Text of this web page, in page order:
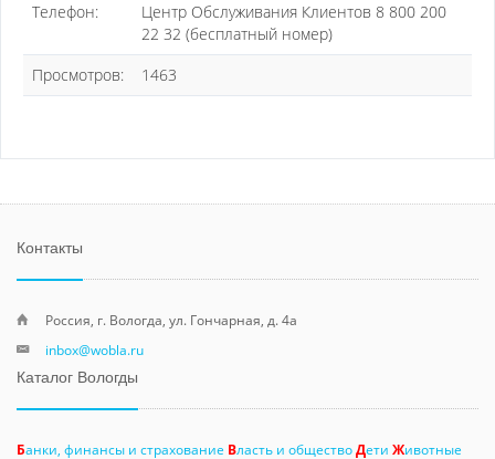
Телефон:
Центр Обслуживания Клиентов 8 800 200
22 32 (бесплатный номер)
Просмотров:
1463
Контакты
Россия, г. Вологда, ул. Гончарная, д. 4а
inbox@wobla.ru
Каталог Вологды
Банки, финансы и страхование Власть и обществоДети Животные